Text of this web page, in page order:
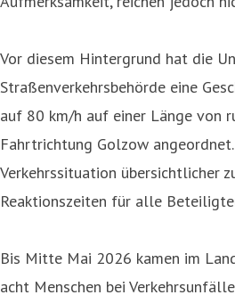
Vor diesem Hintergrund hat die
Straßenverkehrsbehörde eine
auf 80 km/h auf einer Länge von
Fahrtrichtung Golzow
Verkehrssituation übersichtlicher
Reaktionszeiten für alle
Bis Mitte Mai 2026 kamen im
acht Menschen bei